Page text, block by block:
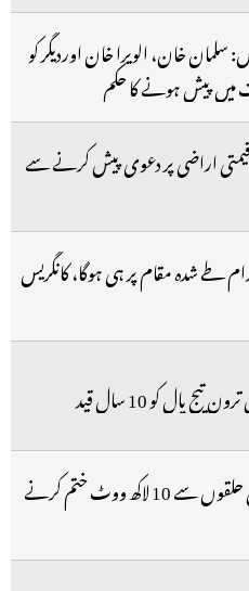
سلمان خان، الویرا خان اوردیگر کو
قیمتی اراضی پر دعوی پیش کرنے سے
طے شدہ مقام پر ہی ہوگا، کانگریس
کو 10 سال قید
حیدرآباد کے 15 اسمبلی حلقوں سے 10 لاکھ ووٹ ختم کرنے